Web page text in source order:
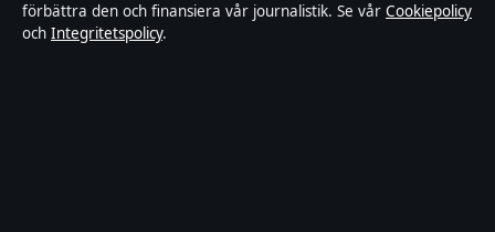
nöjesnyheter. Varje artikel har en namngiven byline,
granskas av en redaktör och faktagranskas innan
förbättra den och finansiera vår journalistik. Se vår Cookiepolicy
och Integritetspolicy.